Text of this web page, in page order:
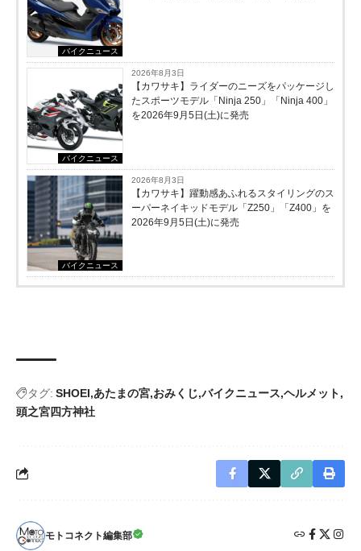
バイクニュース
バイクニュース
2026年8月3日
【カワサキ】ライダーのニーズをパッケージし
たスポーツモデル「Ninja 250」「Ninja 400」
を2026年9月5日(土)に発売
バイクニュース
2026年8月3日
【カワサキ】躍動感あふれるスタイリングのス
ーパーネイキッドモデル「Z250」「Z400」を
2026年9月5日(土)に発売
タグ: SHOEI あたまの宮 おみくじ バイクニュース ヘルメット
頭之宮四方神社
モトコネクト編集部